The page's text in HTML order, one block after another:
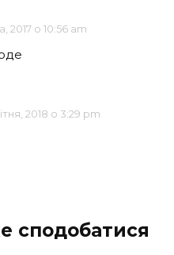
2017 о 10:56 am
2018 о 3:29 pm
сподобатися